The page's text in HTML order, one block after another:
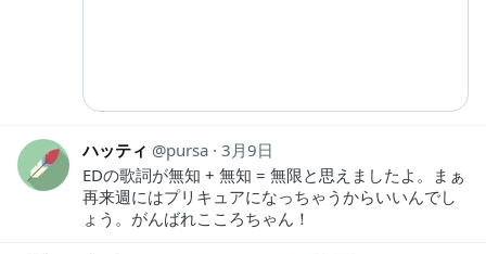
ハッティ pursa 3月9日
EDの歌詞が無知 + 無知 = 無限と思えましたよ。まぁ
再来週にはプリキュアになっちゃうからいいんでし
ょう。がんばれこころちゃん！